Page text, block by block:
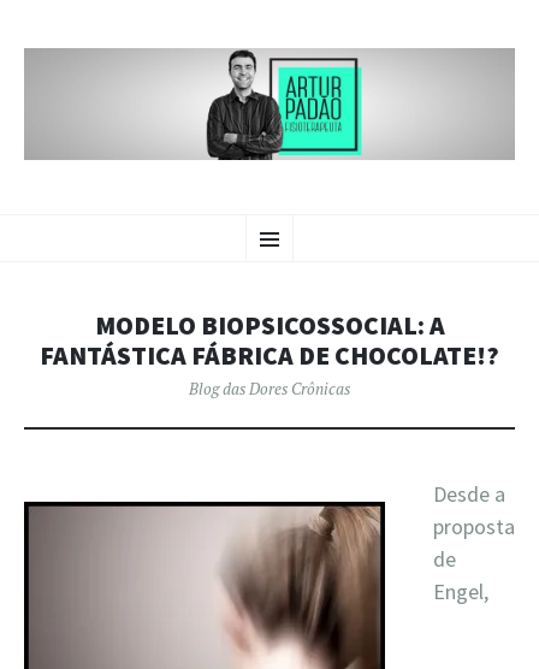
BLOG DAS
PADÃO
Menu
PARA
MODELO BIOPSICOSSOCIAL: A
FANTÁSTICA FÁBRICA DE CHOCOLATE!?
Blog das Dores Crônicas
Desde a
proposta
de
Engel,